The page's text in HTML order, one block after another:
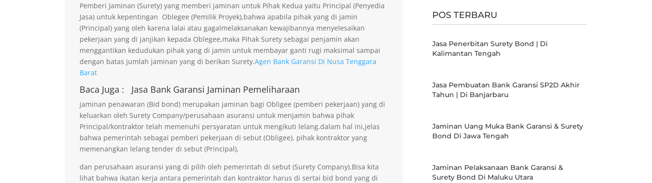
Pemberi Jaminan (Surety) yang memberi jaminan untuk Pihak Kedua yaitu Principal (Penyedia
Jasa) untuk kepentingan Oblegee (Pemilik Proyek),bahwa apabila pihak yang di jamin
(Principal) yang oleh karena lalai atau gagalmelaksanakan kewajibannya menyelesaikan
pekerjaan yang di janjikan kepada Oblegee,maka Pihak Surety sebagai penjamin akan
menggantikan kedudukan pihak yang di jamin untuk membayar ganti rugi maksimal sampai
dengan batas jumlah jaminan yang di berikan Surety.Agen Bank Garansi Di Nusa Tenggara
Barat
Baca Juga : Jasa Bank Garansi Jaminan Pemeliharaan
jaminan penawaran (Bid bond) merupakan jaminan bagi Obligee (pemberi pekerjaan) yang di
keluarkan oleh Surety Company/perusahaan asuransi untuk menjamin bahwa pihak
Principal/kontraktor telah memenuhi persyaratan untuk mengikuti lelang.dalam hal ini,jelas
bahwa pemerintah sebagai pemberi pekerjaan di sebut (Obligee), pihak kontraktor yang
memenangkan lelang tender di sebut (Principal),
dan perusahaan asuransi yang di pilih oleh pemerintah di sebut (Surety Company).Bisa kita
lihat bahwa ikatan kerja antara pemerintah dan kontraktor harus di sertai bid bond yang di
POS TERBARU
Jasa Penerbitan Surety Bond | Di
Kalimantan Tengah
Jasa Pembuatan Bank Garansi SP2D Akhir
Tahun | Di Banjarbaru
Jaminan Uang Muka Bank Garansi & Surety
Bond Di Jawa Tengah
Jaminan Pelaksanaan Bank Garansi &
Surety Bond Di Maluku Utara